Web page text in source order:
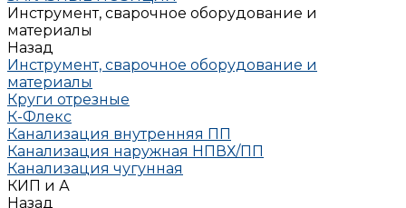
Инструмент, сварочное оборудование и
материалы
Назад
Инструмент, сварочное оборудование и
материалы
Круги отрезные
К-Флекс
Канализация внутренняя ПП
Канализация наружная НПВХ/ПП
Канализация чугунная
КИП и А
Назад